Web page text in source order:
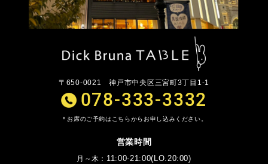
〒650-0021神戸市中央区三宮町3丁目1-1
078-333-3332
お席のご予約はこちらからお申し込みください。
営業時間
月～木 11:00-21:00(LO.20:00)